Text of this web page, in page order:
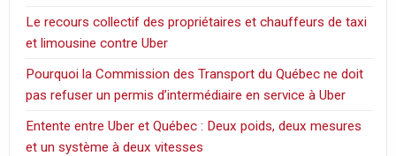
Le recours collectif des propriétaires et chauffeurs de taxi
et limousine contre Uber
Pourquoi la Commission des Transport du Québec ne doit
pas refuser un permis d’intermédiaire en service à Uber
Entente entre Uber et Québec : Deux poids, deux mesures
et un système à deux vitesses